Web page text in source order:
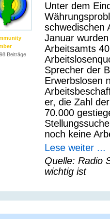
Beiträge
Unter dem
schwedischen
Januar
Arbeitsamts
Sprecher der
Erwerbslosen
er, die Zahl
70.000
noch keine
Lese weiter ...
Quelle: Radio
wichtig ist